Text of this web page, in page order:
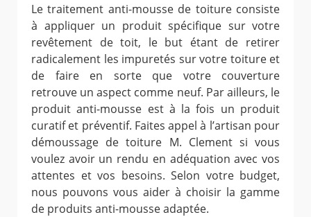
Le traitement anti-mousse de toiture consiste
à appliquer un produit spécifique sur votre
revêtement de toit, le but étant de retirer
radicalement les impuretés sur votre toiture et
de faire en sorte que votre couverture
retrouve un aspect comme neuf. Par ailleurs, le
produit anti-mousse est à la fois un produit
curatif et préventif. Faites appel à l’artisan pour
démoussage de toiture M. Clement si vous
voulez avoir un rendu en adéquation avec vos
attentes et vos besoins. Selon votre budget,
nous pouvons vous aider à choisir la gamme
de produits anti-mousse adaptée.